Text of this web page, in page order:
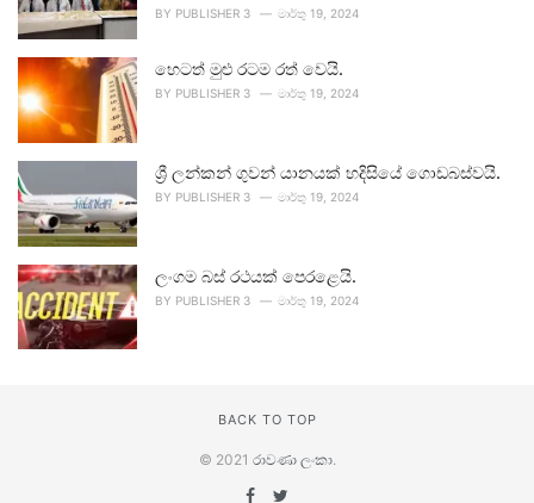
BY PUBLISHER 3 මාර්තු 19, 2024
හෙටත් මුළු රටම රත් වෙයි.
BY PUBLISHER 3 මාර්තු 19, 2024
ශ්‍රී ලන්කන් ගුවන් යානයක් හදිසියේ ගොඩබස්වයි.
BY PUBLISHER 3 මාර්තු 19, 2024
ලංගම බස් රථයක් පෙරළෙයි.
BY PUBLISHER 3 මාර්තු 19, 2024
BACK TO TOP
© 2021 රාවණා ලංකා.